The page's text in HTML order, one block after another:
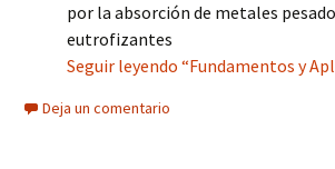
por la absorción de metales
eutrofizantes
Seguir leyendo “Fundamentos y
Deja un comentario